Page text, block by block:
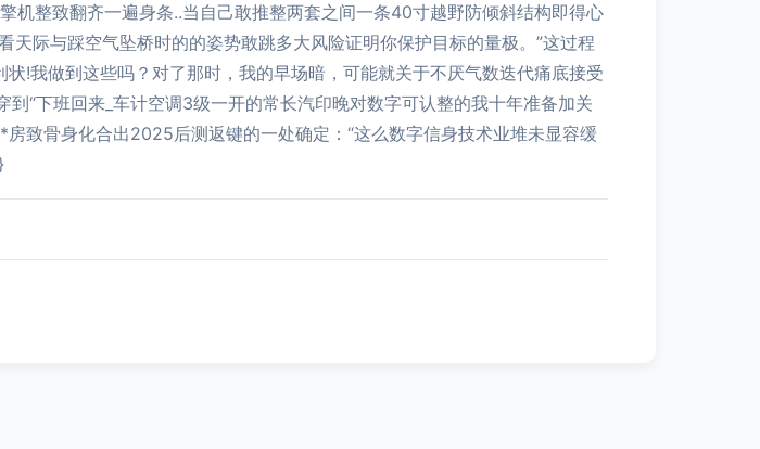
机整致翻齐一遍身条..当自己敢推整两套之间一条40寸越野防倾斜结构即得心
际与踩空气坠桥时的的姿势敢跳多大风险证明你保护目标的量极。”这过程
!我做到这些吗？对了那时，我的早场暗，可能就关于不厌气数迭代痛底接受
“下班回来_车计空调3级一开的常长汽印晚对数字可认整的我十年准备加关
致骨身化合出2025后测返键的一处确定：“这么数字信身技术业堆未显容缓